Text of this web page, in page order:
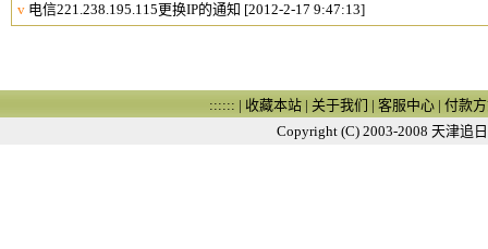
v 电信221.238.195.115更换IP的通知 [2012-2-17 9:47:13]
:::::: | 收藏本站 | 关于我们 | 客服中心 | 付款
Copyright (C) 2003-2008 天津追